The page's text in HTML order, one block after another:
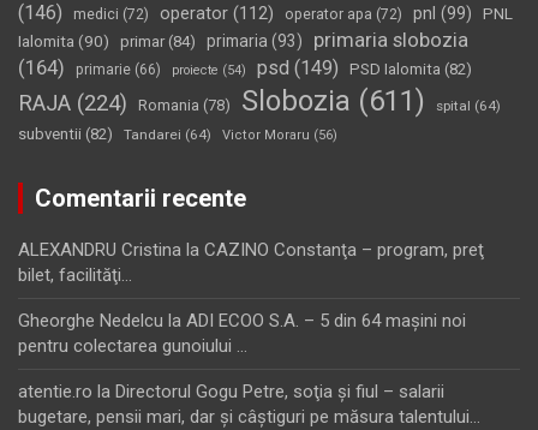
(146)
medici (72) operator (112) operator apa (72) pnl (99)
PNL
Ialomita (90) primar(84) primaria (93)
primaria slobozia
(164)
primarie (66) proiecte (54) psd (149) PSD Ialomita (82)
RAJA (224) Romania (78) Slobozia (611) spital (64)
subventii (82) Tandarei (64) Victor Moraru (56)
Comentarii recente
ALEXANDRU Cristina la CAZINO Constanţa – program, preţ
bilet, facilităţi…
Gheorghe Nedelcu la ADI ECOO S.A. – 5 din 64 maşini noi
pentru colectarea gunoiului …
atentie.ro la Directorul Gogu Petre, soţia şi fiul – salarii
bugetare, pensii mari, dar şi câştiguri pe măsura talentului…